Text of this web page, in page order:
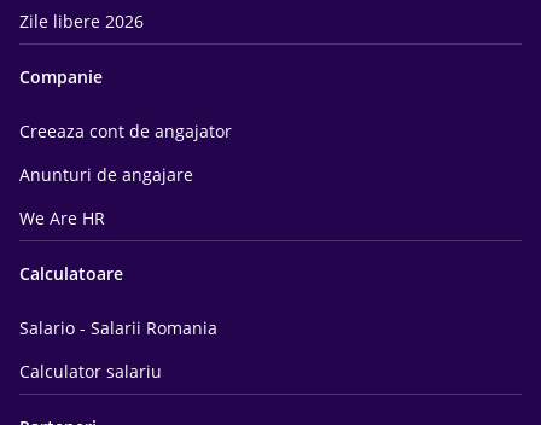
Zile libere 2026
Companie
Creeaza cont de angajator
Anunturi de angajare
We Are HR
Calculatoare
Salario - Salarii Romania
Calculator salariu